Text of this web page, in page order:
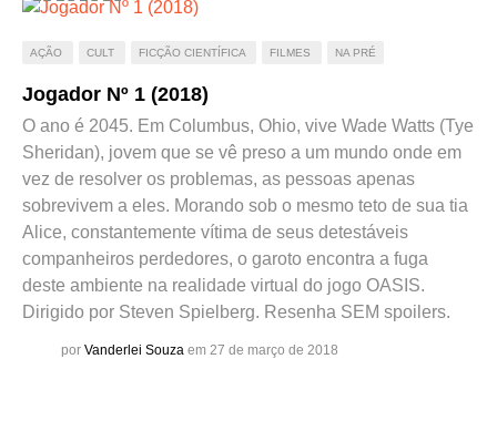
AÇÃO CULT FICÇÃO CIENTÍFICA FILMES NA PRÉ
Jogador Nº 1 (2018)
O ano é 2045. Em Columbus, Ohio, vive Wade Watts (Tye
Sheridan), jovem que se vê preso a um mundo onde em
vez de resolver os problemas, as pessoas apenas
sobrevivem a eles. Morando sob o mesmo teto de sua tia
Alice, constantemente vítima de seus detestáveis
companheiros perdedores, o garoto encontra a fuga
deste ambiente na realidade virtual do jogo OASIS.
Dirigido por Steven Spielberg. Resenha SEM spoilers.
por Vanderlei Souza em 27 de março de 2018